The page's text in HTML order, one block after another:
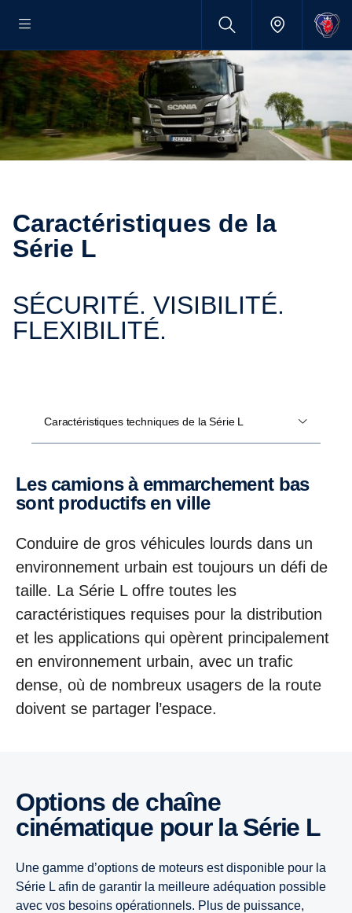
Caractéristiques de la
Série L
SÉCURITÉ. VISIBILITÉ.
FLEXIBILITÉ.
Caractéristiques techniques de la Série L
Les camions à emmarchement bas
sont productifs en ville
Conduire de gros véhicules lourds dans un
environnement urbain est toujours un défi de
taille. La Série L offre toutes les
caractéristiques requises pour la distribution
et les applications qui opèrent principalement
en environnement urbain, avec un trafic
dense, où de nombreux usagers de la route
doivent se partager l’espace.
Options de chaîne
cinématique pour la Série L
Une gamme d’options de moteurs est disponible pour la
Série L afin de garantir la meilleure adéquation possible
avec vos besoins opérationnels. Plus de puissance,